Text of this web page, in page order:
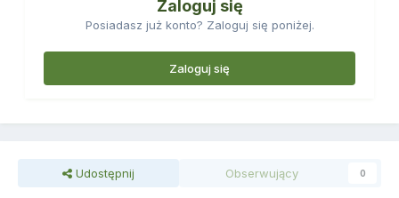
Zaloguj się
Posiadasz już konto? Zaloguj się poniżej.
Zaloguj się
Udostępnij Obserwujący 0